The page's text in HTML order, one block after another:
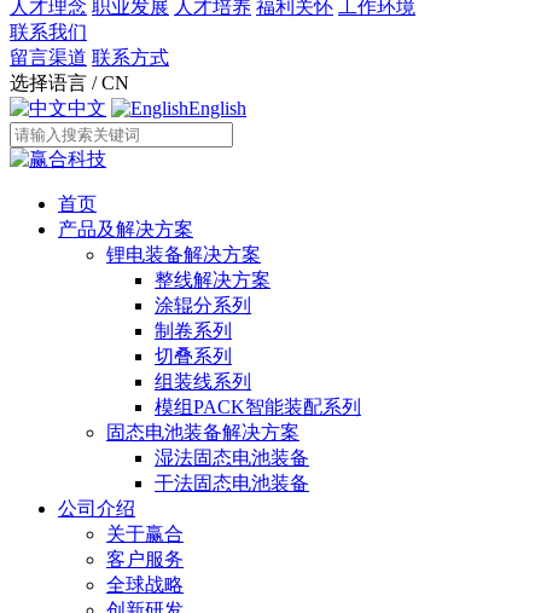
人才理念 职业发展 人才培养 福利关怀 工作环境
联系我们
留言渠道 联系方式
选择语言 / CN
中文
English
首页
产品及解决方案
锂电装备解决方案
整线解决方案
涂辊分系列
制卷系列
切叠系列
组装线系列
模组PACK智能装配系列
固态电池装备解决方案
湿法固态电池装备
干法固态电池装备
公司介绍
关于赢合
客户服务
全球战略